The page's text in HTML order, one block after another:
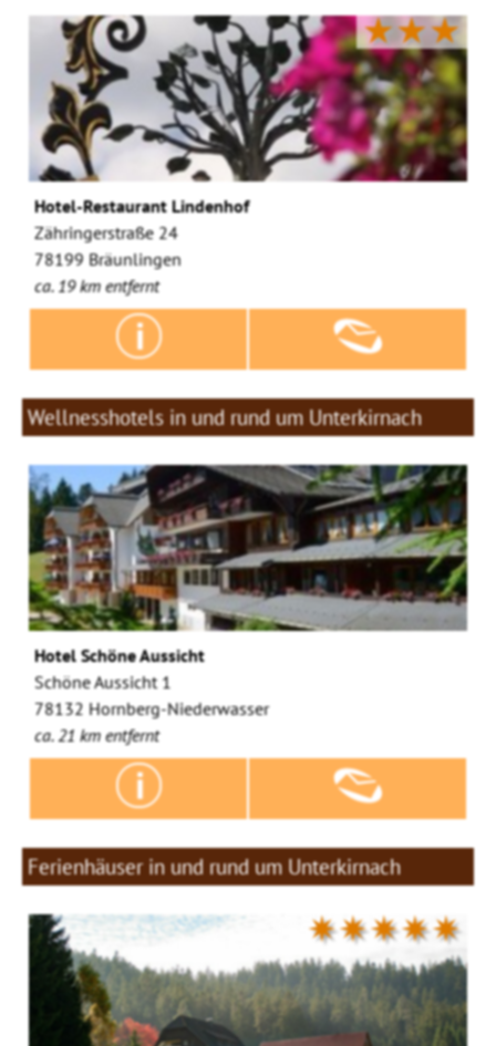
★★★
Hotel-Restaurant Lindenhof
Zähringerstraße 24
78199 Bräunlingen
ca. 19 km entfernt
Wellnesshotels in und rund um Unterkirnach
Hotel Schöne Aussicht
Schöne Aussicht 1
78132 Hornberg-Niederwasser
ca. 21 km entfernt
Ferienhäuser in und rund um Unterkirnach
✷✷✷✷✷